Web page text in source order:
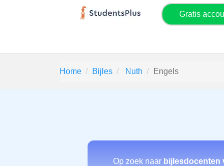
Gratis
Home Bijles Nuth Engels
Op zoek naar bijlesdocenten